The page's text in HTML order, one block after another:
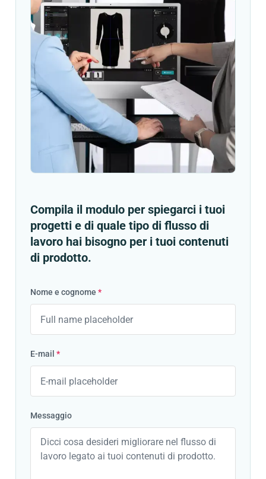
Compila il modulo per spiegarci i tuoi
progetti e di quale tipo di flusso di
lavoro hai bisogno per i tuoi contenuti
di prodotto.
Nome e cognome *
E-mail *
Messaggio